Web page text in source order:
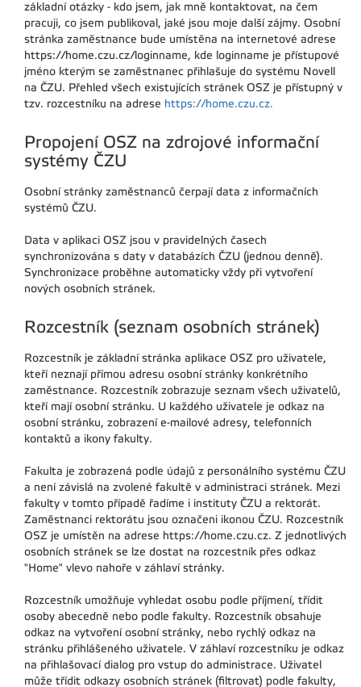
základní otázky - kdo jsem, jak mně kontaktovat, na čem
pracuji, co jsem publikoval, jaké jsou moje další zájmy. Osobní
stránka zaměstnance bude umístěna na internetové adrese
https://home.czu.cz/loginname, kde loginname je přístupové
jméno kterým se zaměstnanec přihlašuje do systému Novell
na ČZU. Přehled všech existujících stránek OSZ je přístupný v
tzv. rozcestníku na adrese https://home.czu.cz.
Propojení OSZ na zdrojové informační
systémy ČZU
Osobní stránky zaměstnanců čerpají data z informačních
systémů ČZU.
Data v aplikaci OSZ jsou v pravidelných časech
synchronizována s daty v databázích ČZU (jednou denně).
Synchronizace proběhne automaticky vždy při vytvoření
nových osobních stránek.
Rozcestník (seznam osobních stránek)
Rozcestník je základní stránka aplikace OSZ pro uživatele,
kteří neznají přímou adresu osobní stránky konkrétního
zaměstnance. Rozcestník zobrazuje seznam všech uživatelů,
kteří mají osobní stránku. U každého uživatele je odkaz na
osobní stránku, zobrazení e-mailové adresy, telefonních
kontaktů a ikony fakulty.
Fakulta je zobrazená podle údajů z personálního systému ČZU
a není závislá na zvolené fakultě v administraci stránek. Mezi
fakulty v tomto případě řadíme i instituty ČZU a rektorát.
Zaměstnanci rektorátu jsou označeni ikonou ČZU. Rozcestník
OSZ je umístěn na adrese https://home.czu.cz. Z jednotlivých
osobních stránek se lze dostat na rozcestník přes odkaz
"Home" vlevo nahoře v záhlaví stránky.
Rozcestník umožňuje vyhledat osobu podle příjmení, třídit
osoby abecedně nebo podle fakulty. Rozcestník obsahuje
odkaz na vytvoření osobní stránky, nebo rychlý odkaz na
stránku přihlášeného uživatele. V záhlaví rozcestníku je odkaz
na přihlašovací dialog pro vstup do administrace. Uživatel
může třídit odkazy osobních stránek (filtrovat) podle fakulty,